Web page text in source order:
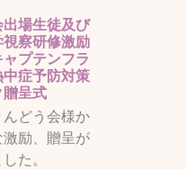
出場生徒及び
視察研修激励
プテンフラ
中症予防対策
贈呈式
んどう会様か
激励、贈呈が
た。